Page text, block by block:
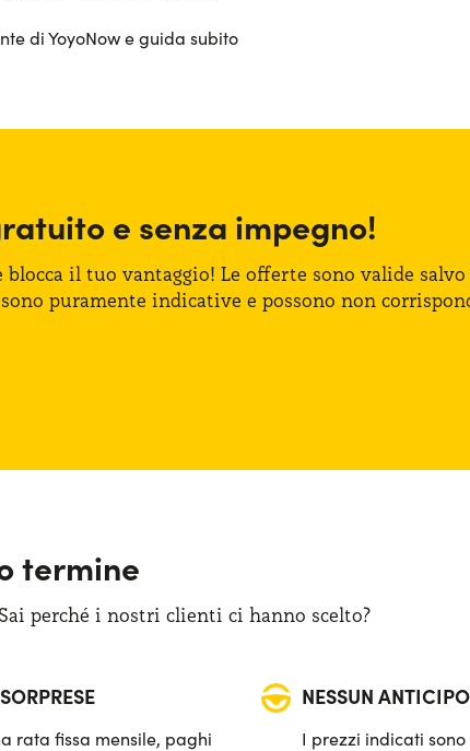
di YoyoNow e guida subito
e senza impegno!
blocca il tuo vantaggio! Le offerte sono valide
puramente indicative e possono non
termine
perché i nostri clienti ci hanno scelto?
rata fissa mensile, paghi
NESSUN ANTICIPO
I prezzi indicati